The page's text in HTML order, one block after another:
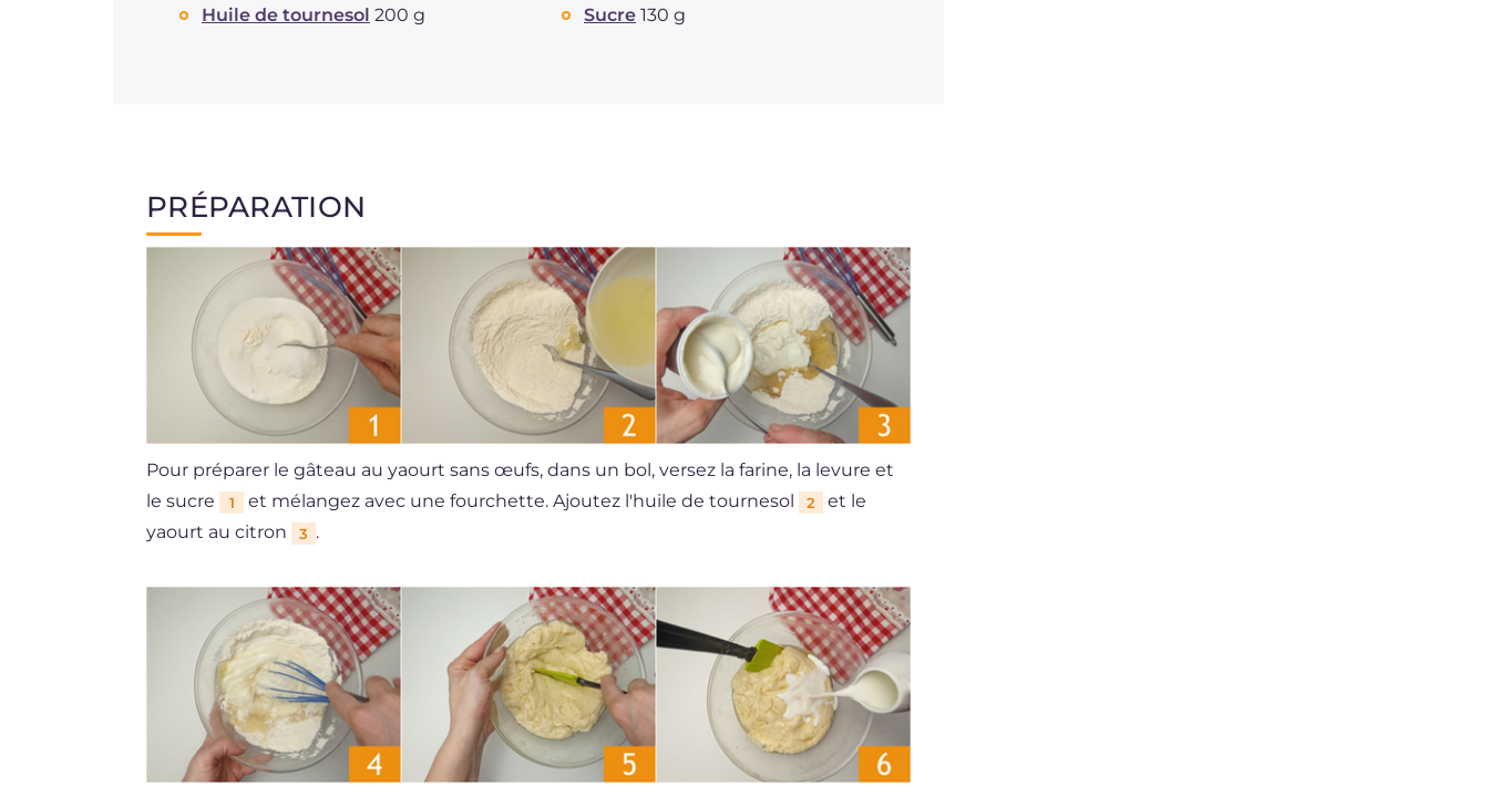
Huile de tournesol 200 g Sucre 130 g
PRÉPARATION
Pour préparer le gâteau au yaourt sans œufs, dans un bol, versez la farine, la levure et
le sucre
1 et mélangez avec une fourchette. Ajoutez l'huile de tournesol 2
et le
yaourt au citron
3 .